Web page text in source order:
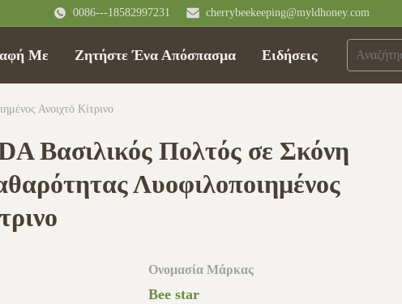
0086---18582997231 cherrybeekeeping@myldhoney.com
Με Ζητήστε Ένα Απόσπασμα Ειδήσεις
Ανοιχτό Κίτρινο
Βασιλικός Πολτός σε Σκόνη
Λυοφιλοποιημένος
Ονομασία Μάρκας
Bee star